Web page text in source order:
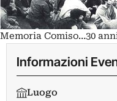
Memoria Comiso…30
Informazioni
Luogo